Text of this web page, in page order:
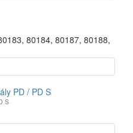
, 80184, 80187, 80188,
PD / PD S
S